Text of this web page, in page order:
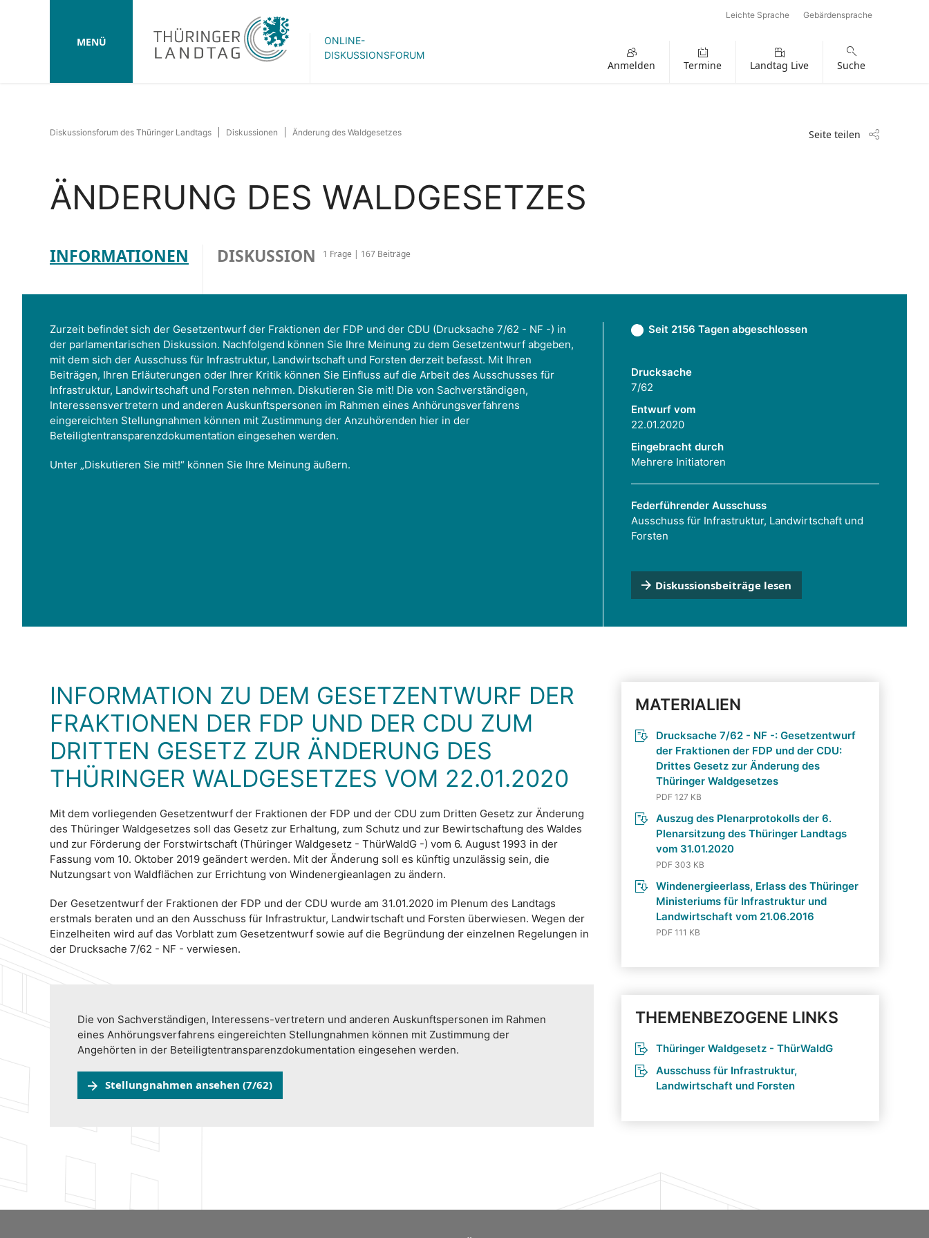
MENÜ
ONLINE-
DISKUSSIONSFORUM
Leichte Sprache Gebärdensprache
Anmelden Termine Landtag Live Suche
Diskussionsforum des Thüringer Landtags Diskussionen Änderung des Waldgesetzes Seite teilen
ÄNDERUNG DES WALDGESETZES
INFORMATIONEN DISKUSSION 1 Frage | 167 Beiträge
Zurzeit befindet sich der Gesetzentwurf der Fraktionen der FDP und der CDU (Drucksache 7/62 - NF -) in
der parlamentarischen Diskussion. Nachfolgend können Sie Ihre Meinung zu dem Gesetzentwurf abgeben,
mit dem sich der Ausschuss für Infrastruktur, Landwirtschaft und Forsten derzeit befasst. Mit Ihren
Beiträgen, Ihren Erläuterungen oder Ihrer Kritik können Sie Einfluss auf die Arbeit des Ausschusses für
Infrastruktur, Landwirtschaft und Forsten nehmen. Diskutieren Sie mit! Die von Sachverständigen,
Interessensvertretern und anderen Auskunftspersonen im Rahmen eines Anhörungsverfahrens
eingereichten Stellungnahmen können mit Zustimmung der Anzuhörenden hier in der
Beteiligtentransparenzdokumentation eingesehen werden.
Unter „Diskutieren Sie mit!“ können Sie Ihre Meinung äußern.
Seit 2156 Tagen abgeschlossen
Drucksache
7/62
Entwurf vom
22.01.2020
Eingebracht durch
Mehrere Initiatoren
Federführender Ausschuss
Ausschuss für Infrastruktur, Landwirtschaft und
Forsten
Diskussionsbeiträge lesen
INFORMATION ZU DEM GESETZENTWURF DER
FRAKTIONEN DER FDP UND DER CDU ZUM
DRITTEN GESETZ ZUR ÄNDERUNG DES
THÜRINGER WALDGESETZES VOM 22.01.2020
Mit dem vorliegenden Gesetzentwurf der Fraktionen der FDP und der CDU zum Dritten Gesetz zur Änderung
des Thüringer Waldgesetzes soll das Gesetz zur Erhaltung, zum Schutz und zur Bewirtschaftung des Waldes
und zur Förderung der Forstwirtschaft (Thüringer Waldgesetz - ThürWaldG -) vom 6. August 1993 in der
Fassung vom 10. Oktober 2019 geändert werden. Mit der Änderung soll es künftig unzulässig sein, die
Nutzungsart von Waldflächen zur Errichtung von Windenergieanlagen zu ändern.
Der Gesetzentwurf der Fraktionen der FDP und der CDU wurde am 31.01.2020 im Plenum des Landtags
erstmals beraten und an den Ausschuss für Infrastruktur, Landwirtschaft und Forsten überwiesen. Wegen der
Einzelheiten wird auf das Vorblatt zum Gesetzentwurf sowie auf die Begründung der einzelnen Regelungen in
der Drucksache 7/62 - NF - verwiesen.
Die von Sachverständigen, Interessens-vertretern und anderen Auskunftspersonen im Rahmen
eines Anhörungsverfahrens eingereichten Stellungnahmen können mit Zustimmung der
Angehörten in der Beteiligtentransparenzdokumentation eingesehen werden.
Stellungnahmen ansehen (7/62)
MATERIALIEN
Drucksache 7/62 - NF -: Gesetzentwurf
der Fraktionen der FDP und der CDU:
Drittes Gesetz zur Änderung des
Thüringer Waldgesetzes
PDF 127 KB
Auszug des Plenarprotokolls der 6.
Plenarsitzung des Thüringer Landtags
vom 31.01.2020
PDF 303 KB
Windenergieerlass, Erlass des Thüringer
Ministeriums für Infrastruktur und
Landwirtschaft vom 21.06.2016
PDF 111 KB
THEMENBEZOGENE LINKS
Thüringer Waldgesetz - ThürWaldG
Ausschuss für Infrastruktur,
Landwirtschaft und Forsten